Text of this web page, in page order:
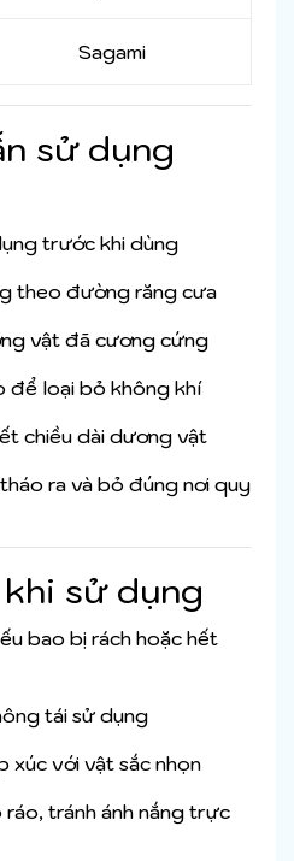
Sagami
sử dụng
trước khi dùng
theo đường răng cưa
vật đã cương cứng
để loại bỏ không khí
chiều dài dương vật
ra và bỏ đúng nơi quy
khi sử dụng
bao bị rách hoặc hết
tái sử dụng
xúc với vật sắc nhọn
tránh ánh nắng trực